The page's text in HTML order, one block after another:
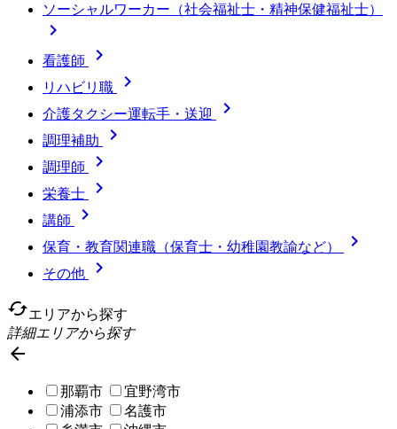
ソーシャルワーカー（社会福祉士・精神保健福祉士）

看護師 
リハビリ職 
介護タクシー運転手・送迎 
調理補助 
調理師 
栄養士 
講師 
保育・教育関連職（保育士・幼稚園教諭など） 
その他

cachedエリアから探す
詳細エリアから探す

那覇市
宜野湾市
浦添市
名護市